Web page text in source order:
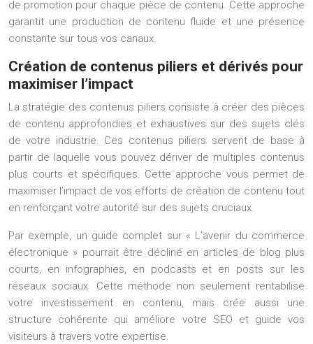
de promotion pour chaque pièce de contenu. Cette approche
garantit une production de contenu fluide et une présence
constante sur tous vos canaux.
Création de contenus piliers et dérivés pour
maximiser l’impact
La stratégie des contenus piliers consiste à créer des pièces
de contenu approfondies et exhaustives sur des sujets clés
de votre industrie. Ces contenus piliers servent de base à
partir de laquelle vous pouvez dériver de multiples contenus
plus courts et spécifiques. Cette approche vous permet de
maximiser l’impact de vos efforts de création de contenu tout
en renforçant votre autorité sur des sujets cruciaux.
Par exemple, un guide complet sur « L’avenir du commerce
électronique » pourrait être décliné en articles de blog plus
courts, en infographies, en podcasts et en posts sur les
réseaux sociaux. Cette méthode non seulement rentabilise
votre investissement en contenu, mais crée aussi une
structure cohérente qui améliore votre SEO et guide vos
visiteurs à travers votre expertise.